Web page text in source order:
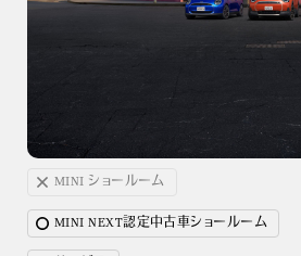
MINI ショールーム
MINI NEXT認定中古車ショールーム